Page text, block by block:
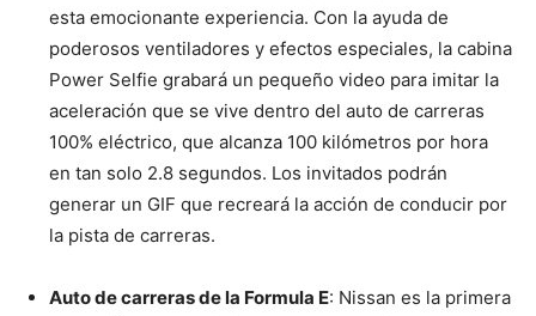
esta emocionante experiencia. Con la ayuda de
poderosos ventiladores y efectos especiales, la cabina
Power Selfie grabará un pequeño video para imitar la
aceleración que se vive dentro del auto de carreras
100% eléctrico, que alcanza 100 kilómetros por hora
en tan solo 2.8 segundos. Los invitados podrán
generar un GIF que recreará la acción de conducir por
la pista de carreras.
Auto de carreras de la Formula E: Nissan es la primera